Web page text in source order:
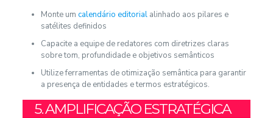
Monte um calendário editorialalinhado aos pilares e
satélites definidos
Capacite a equipe de redatores com diretrizes claras
sobre tom, profundidade e objetivos semânticos
Utilize ferramentas de otimização semântica para garantir
a presença de entidades e termos estratégicos.
5. AMPLIFICAÇÃO ESTRATÉGICA